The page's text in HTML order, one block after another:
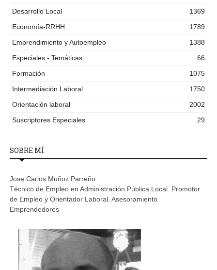
Desarrollo Local
1369
Economía-RRHH
1789
Emprendimiento y Autoempleo
1388
Especiales - Temáticas
66
Formación
1075
Intermediación Laboral
1750
Orientación laboral
2002
Suscriptores Especiales
29
SOBRE MÍ
Jose Carlos Muñoz Parreño
Técnico de Empleo en Administración Pública Local. Promotor
de Empleo y Orientador Laboral. Asesoramiento
Emprendedores